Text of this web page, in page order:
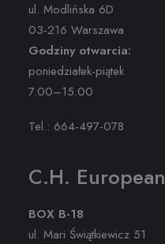
ul. Modlińska 6D
03-216 Warszawa
Godziny otwarcia:
poniedziałek-piątek
7.00–15.00
Tel.: 664-497-078
C.H. European
BOX B-18
ul. Mari Świątkiewicz 51